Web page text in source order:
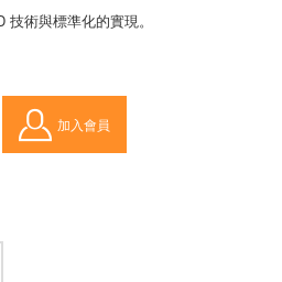
術與標準化的實現。
加入會員